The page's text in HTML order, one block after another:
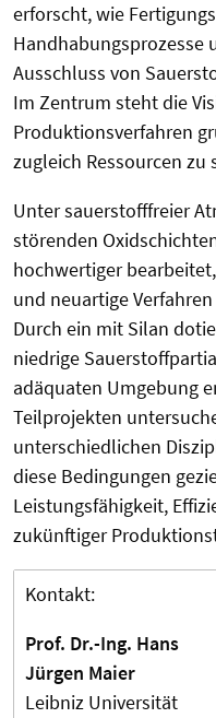
erforscht, wie
Handhabungsprozesse
Ausschluss von
Im Zentrum steht die
Produktionsverfahren
zugleich Ressourcen zu
Unter sauerstofffreier
störenden
hochwertiger
und neuartige
Durch ein mit Silan
niedrige
adäquaten Umgebung
Teilprojekten
unterschiedlichen
diese Bedingungen
Leistungsfähigkeit,
zukünftiger
Kontakt:
Prof. Dr.-Ing. Hans
Jürgen Maier
Leibniz Universität